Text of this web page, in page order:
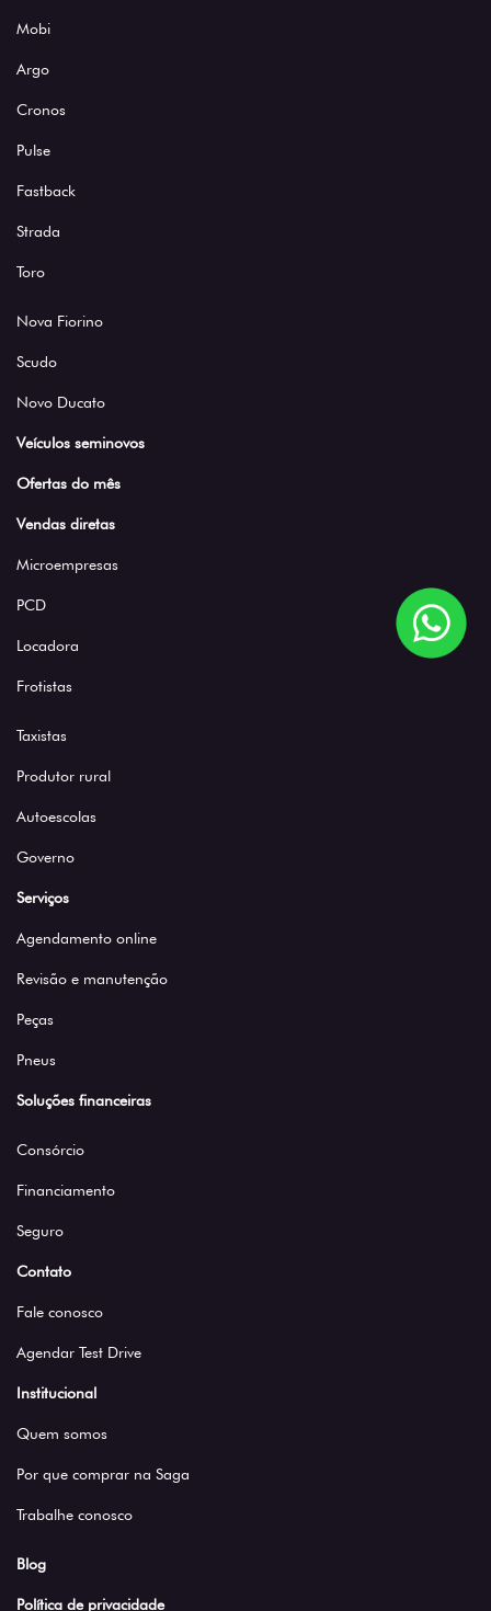
Mobi
Argo
Cronos
Pulse
Fastback
Strada
Toro
Nova Fiorino
Scudo
Novo Ducato
Veículos seminovos
Ofertas do mês
Vendas diretas
Microempresas
PCD
Locadora
Frotistas
Taxistas
Produtor rural
Autoescolas
Governo
Serviços
Agendamento online
Revisão e manutenção
Peças
Pneus
Soluções financeiras
Consórcio
Financiamento
Seguro
Contato
Fale conosco
Agendar Test Drive
Institucional
Quem somos
Por que comprar na Saga
Trabalhe conosco
Blog
Política de privacidade